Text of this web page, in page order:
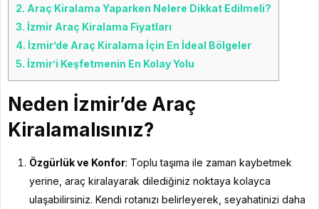
2. Araç Kiralama Yaparken Nelere Dikkat Edilmeli?
3. İzmir Araç Kiralama Fiyatları
4. İzmir’de Araç Kiralama İçin En İdeal Bölgeler
5. İzmir’i Keşfetmenin En Kolay Yolu
Neden İzmir’de Araç
Kiralamalısınız?
Özgürlük ve Konfor: Toplu taşıma ile zaman kaybetmek
yerine, araç kiralayarak dilediğiniz noktaya kolayca
ulaşabilirsiniz. Kendi rotanızı belirleyerek, seyahatinizi daha